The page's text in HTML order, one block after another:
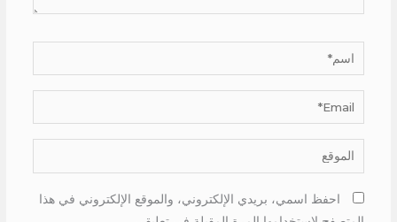
اسم*
Email*
الموقع
احفظ اسمي، بريدي الإلكتروني، والموقع الإلكتروني في هذا